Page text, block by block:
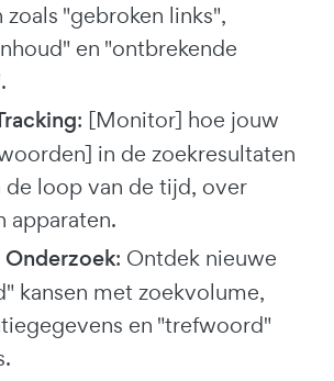
"gebroken links",
en "ontbrekende
: [Monitor] hoe jouw
in de zoekresultaten
de loop van de tijd, over
apparaten.
: Ontdek nieuwe
kansen met zoekvolume,
en "trefwoord"